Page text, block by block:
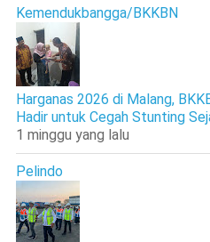
Kemendukbangga/BKKBN
Harganas 2026 di Malang,
Hadir untuk Cegah Stunting
1 minggu yang lalu
Pelindo